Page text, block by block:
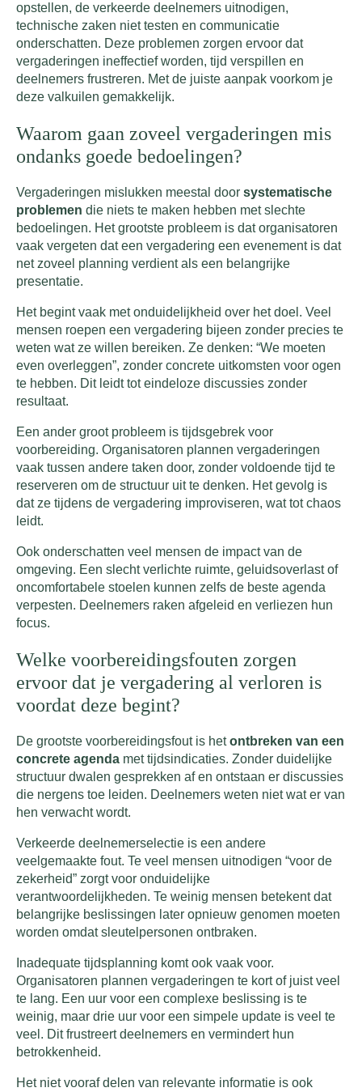
opstellen, de verkeerde deelnemers uitnodigen,
technische zaken niet testen en communicatie
onderschatten. Deze problemen zorgen ervoor dat
vergaderingen ineffectief worden, tijd verspillen en
deelnemers frustreren. Met de juiste aanpak voorkom je
deze valkuilen gemakkelijk.
Waarom gaan zoveel vergaderingen mis
ondanks goede bedoelingen?
Vergaderingen mislukken meestal door systematische
problemen die niets te maken hebben met slechte
bedoelingen. Het grootste probleem is dat organisatoren
vaak vergeten dat een vergadering een evenement is dat
net zoveel planning verdient als een belangrijke
presentatie.
Het begint vaak met onduidelijkheid over het doel. Veel
mensen roepen een vergadering bijeen zonder precies te
weten wat ze willen bereiken. Ze denken: “We moeten
even overleggen”, zonder concrete uitkomsten voor ogen
te hebben. Dit leidt tot eindeloze discussies zonder
resultaat.
Een ander groot probleem is tijdsgebrek voor
voorbereiding. Organisatoren plannen vergaderingen
vaak tussen andere taken door, zonder voldoende tijd te
reserveren om de structuur uit te denken. Het gevolg is
dat ze tijdens de vergadering improviseren, wat tot chaos
leidt.
Ook onderschatten veel mensen de impact van de
omgeving. Een slecht verlichte ruimte, geluidsoverlast of
oncomfortabele stoelen kunnen zelfs de beste agenda
verpesten. Deelnemers raken afgeleid en verliezen hun
focus.
Welke voorbereidingsfouten zorgen
ervoor dat je vergadering al verloren is
voordat deze begint?
De grootste voorbereidingsfout is hetontbreken van een
concrete agenda met tijdsindicaties. Zonder duidelijke
structuur dwalen gesprekken af en ontstaan er discussies
die nergens toe leiden. Deelnemers weten niet wat er van
hen verwacht wordt.
Verkeerde deelnemerselectie is een andere
veelgemaakte fout. Te veel mensen uitnodigen “voor de
zekerheid” zorgt voor onduidelijke
verantwoordelijkheden. Te weinig mensen betekent dat
belangrijke beslissingen later opnieuw genomen moeten
worden omdat sleutelpersonen ontbraken.
Inadequate tijdsplanning komt ook vaak voor.
Organisatoren plannen vergaderingen te kort of juist veel
te lang. Een uur voor een complexe beslissing is te
weinig, maar drie uur voor een simpele update is veel te
veel. Dit frustreert deelnemers en vermindert hun
betrokkenheid.
Het niet vooraf delen van relevante informatie is ook